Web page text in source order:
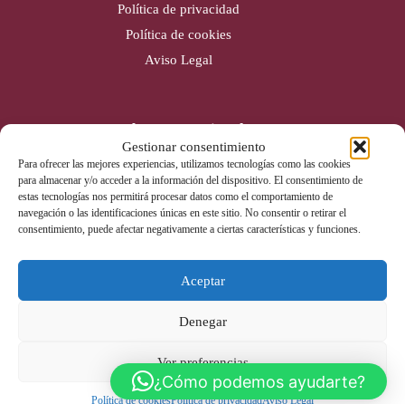
Gestionar consentimiento
Para ofrecer las mejores experiencias, utilizamos tecnologías como las cookies
para almacenar y/o acceder a la información del dispositivo. El consentimiento de
estas tecnologías nos permitirá procesar datos como el comportamiento de
navegación o las identificaciones únicas en este sitio. No consentir o retirar el
consentimiento, puede afectar negativamente a ciertas características y funciones.
Aceptar
Denegar
Ver preferencias
Política de cookiesPolítica de privacidadAviso Legal
Política de privacidad
Política de cookies
Aviso Legal
Cobertura nacional
Alicante (Sede)
Valencia
Gijón
Badajoz
Contacto
Tel: 965 670 142
Whatsapp
¿Cómo podemos ayudarte?